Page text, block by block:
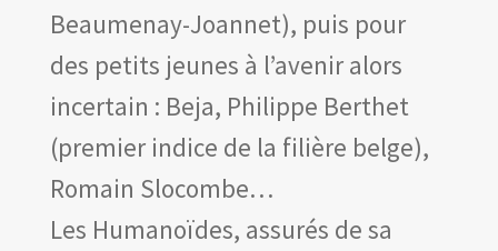
Beaumenay-Joannet), puis pour
des petits jeunes à l’avenir alors
incertain : Beja, Philippe Berthet
(premier indice de la filière belge),
Romain Slocombe…
Les Humanoïdes, assurés de sa